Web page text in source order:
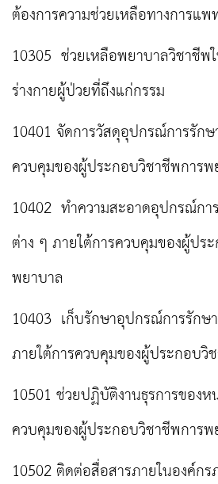
ต้องการความช่วยเหลือทางการแ
10305 ช่วยเหลือพยาบาลวิชาชีพ
ร่างกายผู้ป่วยที่ถึงแก่กรรม
10401 จัดการวัสดุอุปกรณ์การรัก
ควบคุมของผู้ประกอบวิชาชีพการ
10402 ทำความสะอาดอุปกรณ์ก
ต่าง ๆ ภายใต้การควบคุมของผู้ปร
พยาบาล
10403 เก็บรักษาอุปกรณ์การรัก
ภายใต้การควบคุมของผู้ประกอบวิ
10501 ช่วยปฏิบัติงานธุรการของ
ควบคุมของผู้ประกอบวิชาชีพการ
10502 ติดต่อสื่อสารภายในองค์ก